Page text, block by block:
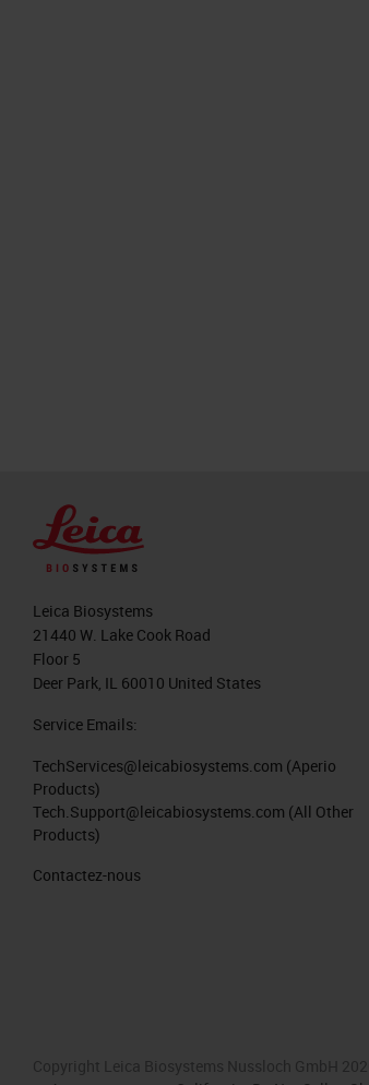
Leica Biosystems
21440 W. Lake Cook Road
Floor 5
Deer Park, IL 60010 United States
Service Emails:
TechServices@leicabiosystems.com (Aperio
Products)
Tech.Support@leicabiosystems.com (All Other
Products)
Contactez-nous
Copyright Leica Biosystems Nussloch GmbH